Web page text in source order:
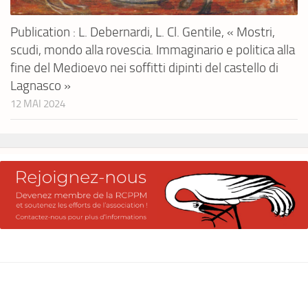
Publication : L. Debernardi, L. Cl. Gentile, « Mostri,
scudi, mondo alla rovescia. Immaginario e politica alla
fine del Medioevo nei soffitti dipinti del castello di
Lagnasco »
12 MAI 2024